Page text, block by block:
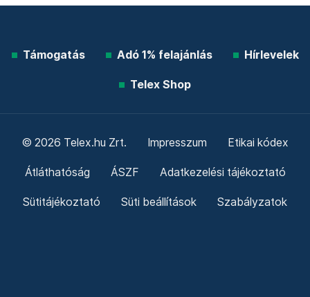
Támogatás Adó 1% felajánlás Hírlevelek
Telex Shop
© 2026 Telex.hu Zrt. Impresszum Etikai kódex
Átláthatóság ÁSZF Adatkezelési tájékoztató
Sütitájékoztató Süti beállítások Szabályzatok